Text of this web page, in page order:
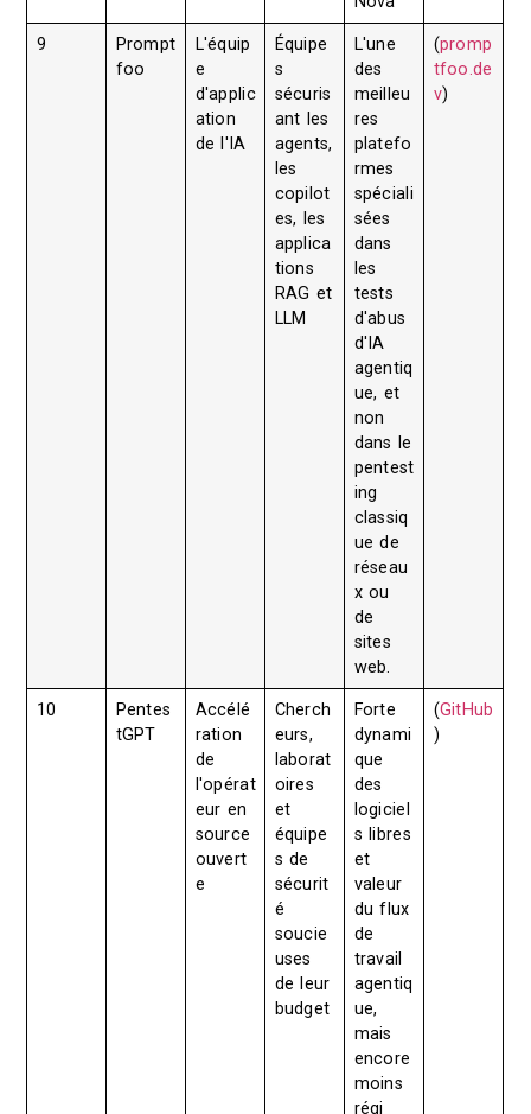
9
Prompt
foo
L'équip
e
d'applic
ation
de l'IA
Équipe
s
sécuris
ant les
agents,
les
copilot
es, les
applica
tions
RAG et
LLM
L'une
des
meilleu
res
platefo
rmes
spéciali
sées
dans
les
tests
d'abus
d'IA
agentiq
ue, et
non
dans le
pentest
ing
classiq
ue de
réseau
x ou
de
sites
web.
(promp
tfoo.de
v)
10
Pentes
tGPT
Accélé
ration
de
l'opérat
eur en
source
ouvert
e
Cherch
eurs,
laborat
oires
et
équipe
s de
sécurit
é
soucie
uses
de leur
budget
Forte
dynami
que
des
logiciel
s libres
et
valeur
du flux
de
travail
agentiq
ue,
mais
encore
moins
régi
(GitHub
)